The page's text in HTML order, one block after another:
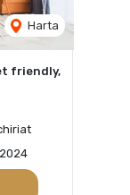
Harta
friendly,
2024